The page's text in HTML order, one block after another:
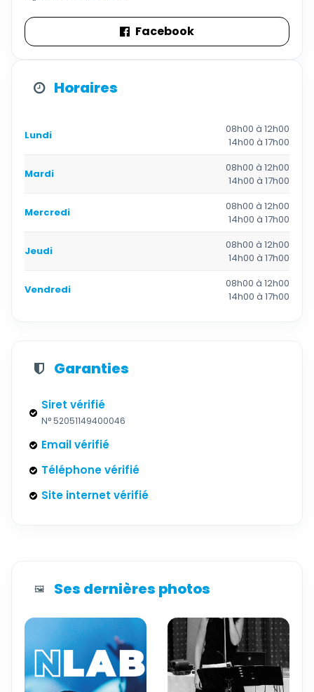
Facebook
Horaires
Lundi
08h00 à 12h00
14h00 à 17h00
Mardi
08h00 à 12h00
14h00 à 17h00
Mercredi
08h00 à 12h00
14h00 à 17h00
Jeudi
08h00 à 12h00
14h00 à 17h00
Vendredi
08h00 à 12h00
14h00 à 17h00
Garanties
Siret vérifié
N° 52051149400046
Email vérifié
Téléphone vérifié
Site internet vérifié
🖼️ Ses dernières photos